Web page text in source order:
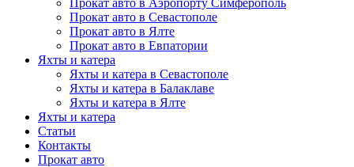
Прокат авто в Севастополе
Прокат авто в Ялте
Прокат авто в Евпатории
Яхты и катера
Яхты и катера в Севастополе
Яхты и катера в Балаклаве
Яхты и катера в Ялте
Яхты и катера
Статьи
Контакты
Прокат авто